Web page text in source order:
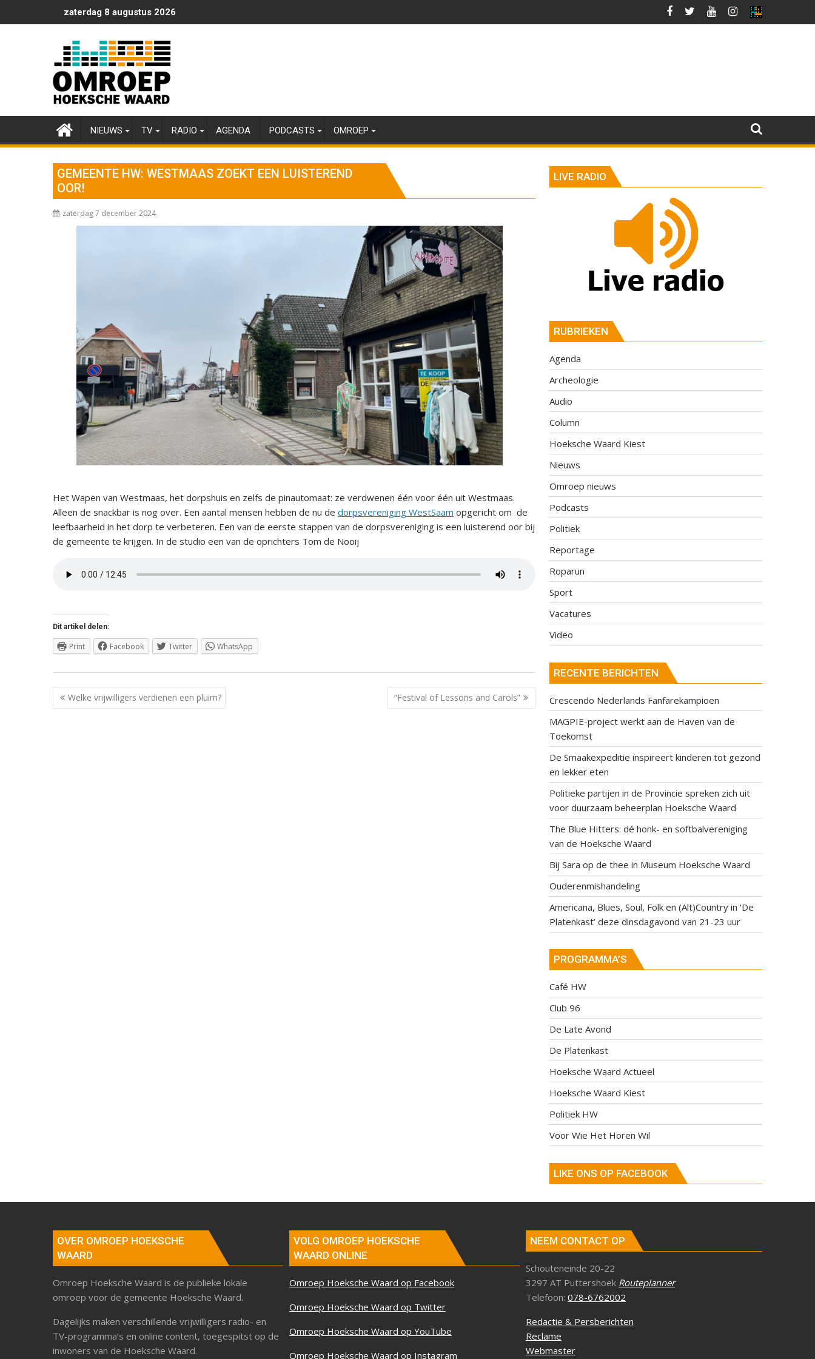
naar
zaterdag 8 augustus 2026
NIEUWS TV RADIO AGENDA PODCASTS OMROEP
GEMEENTE HW: WESTMAAS ZOEKT EEN LUISTEREND
OOR!
zaterdag 7 december 2024
Het Wapen van Westmaas, het dorpshuis en zelfs de pinautomaat: ze verdwenen één voor één uit Westmaas.
Alleen de snackbar is nog over. Een aantal mensen hebben de nu de dorpsvereniging WestSaam opgericht om de
leefbaarheid in het dorp te verbeteren. Een van de eerste stappen van de dorpsvereniging is een luisterend oor bij
de gemeente te krijgen. In de studio een van de oprichters Tom de Nooij
Dit artikel delen:
Print Facebook Twitter WhatsApp
Berichtnavigatie
Welke vrijwilligers verdienen een pluim? “Festival of Lessons and Carols”
LIVE RADIO
RUBRIEKEN
Agenda
Archeologie
Audio
Column
Hoeksche Waard Kiest
Nieuws
Omroep nieuws
Podcasts
Politiek
Reportage
Roparun
Sport
Vacatures
Video
RECENTE BERICHTEN
Crescendo Nederlands Fanfarekampioen
MAGPIE-project werkt aan de Haven van de
Toekomst
De Smaakexpeditie inspireert kinderen tot gezond
en lekker eten
Politieke partijen in de Provincie spreken zich uit
voor duurzaam beheerplan Hoeksche Waard
The Blue Hitters: dé honk- en softbalvereniging
van de Hoeksche Waard
Bij Sara op de thee in Museum Hoeksche Waard
Ouderenmishandeling
Americana, Blues, Soul, Folk en (Alt)Country in ‘De
Platenkast’ deze dinsdagavond van 21-23 uur
PROGRAMMA’S
Café HW
Club 96
De Late Avond
De Platenkast
Hoeksche Waard Actueel
Hoeksche Waard Kiest
Politiek HW
Voor Wie Het Horen Wil
LIKE ONS OP FACEBOOK
OVER OMROEP HOEKSCHE
WAARD
Omroep Hoeksche Waard is de publieke lokale
omroep voor de gemeente Hoeksche Waard.
Dagelijks maken verschillende vrijwilligers radio- en
TV-programma’s en online content, toegespitst op de
inwoners van de Hoeksche Waard.
VOLG OMROEP HOEKSCHE
WAARD ONLINE
Omroep Hoeksche Waard op Facebook
Omroep Hoeksche Waard op Twitter
Omroep Hoeksche Waard op YouTube
Omroep Hoeksche Waard op Instagram
NEEM CONTACT OP
Schouteneinde 20-22
3297 AT Puttershoek Routeplanner
Telefoon: 078-6762002
Redactie & Persberichten
Reclame
Webmaster